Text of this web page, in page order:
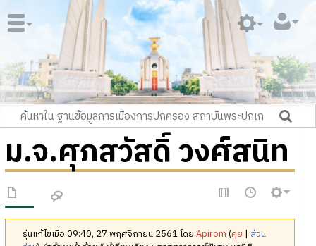
ม.จ.ศุภสวัสดิ์ วงศ์สนิท
รุ่นแก้ไขเมื่อ 09:40, 27 พฤศจิกายน 2561 โดยApirom (คุย | ส่วน